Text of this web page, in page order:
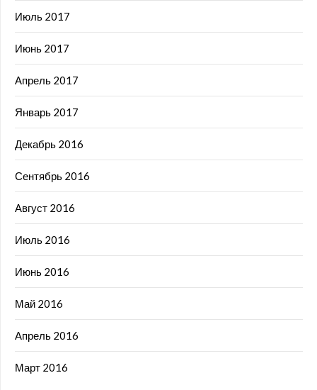
Июль 2017
Июнь 2017
Апрель 2017
Январь 2017
Декабрь 2016
Сентябрь 2016
Август 2016
Июль 2016
Июнь 2016
Май 2016
Апрель 2016
Март 2016